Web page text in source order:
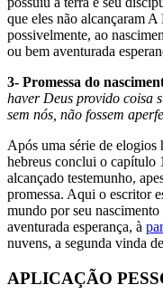
que eles não alcançaram
possivelmente, ao
ou bem aventurada
3- Promessa do
haver Deus provido coisa
sem nós, não fossem
Após uma série de elogios
hebreus conclui o capítulo
alcançado testemunho,
promessa. Aqui o escritor
mundo por seu
aventurada esperança, à
nuvens, a segunda vinda
APLICAÇÃO